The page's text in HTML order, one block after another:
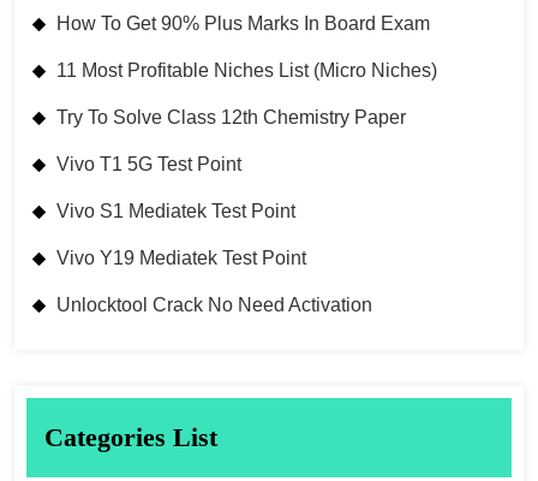
How To Get 90% Plus Marks In Board Exam
11 Most Profitable Niches List (Micro Niches)
Try To Solve Class 12th Chemistry Paper
Vivo T1 5G Test Point
Vivo S1 Mediatek Test Point
Vivo Y19 Mediatek Test Point
Unlocktool Crack No Need Activation
Categories List